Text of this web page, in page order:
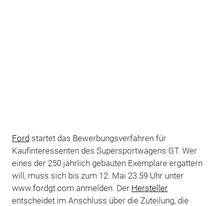
Fordstartet das Bewerbungsverfahren für
Kaufinteressenten des Supersportwagens GT. Wer
eines der 250 jährlich gebauten Exemplare ergattern
will, muss sich bis zum 12. Mai 23:59 Uhr unter
www.fordgt.com anmelden. Der Hersteller
entscheidet im Anschluss über die Zuteilung, die